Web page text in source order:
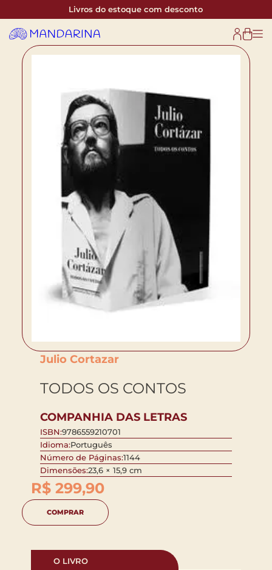
Livros do estoque com desconto
Julio Cortazar
TODOS OS CONTOS
COMPANHIA DAS LETRAS
ISBN:9786559210701
Idioma:Português
Número de Páginas:1144
Dimensões:23,6 × 15,9 cm
R$ 299,90
COMPRAR
O LIVRO